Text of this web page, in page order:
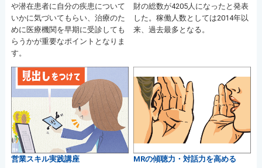
や潜在患者に自分の疾患について
いかに気づいてもらい、治療のた
めに医療機関を早期に受診しても
らうかが重要なポイントとなりま
す。
財の総数が4205人になったと発表
した。稼働人数としては2014年以
来、過去最多となる。
営業スキル実践講座
MRの傾聴力・対話力を高める